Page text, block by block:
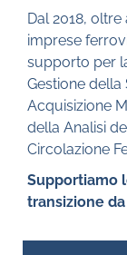
Dal 2018,
imprese
supporto per
Gestione della
Acquisizione
della Analisi
Circolazione
Supportiamo
transizione da